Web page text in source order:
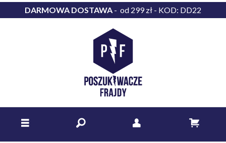
DARMOWA DOSTAWA - od 299 zł - KOD: DD22